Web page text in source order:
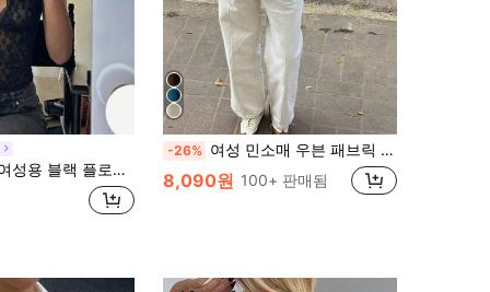
크롭 탱크 탑, 우아한 여름 밤 외출 비치 휴가 보헤미안 Y2K 탑, 레이브 페스티벌 콘서트
-26% 여성 민소매 우븐 패브릭 레이스 스트랩 탑, 캐주얼 루즈핏, 레귤러 길이 셔츠 텍스처 패브릭 레이스 패치워크 디자인, 일상복, 출퇴근, 해변, 여름 휴가에 적합
8,090원 100+ 판매됨